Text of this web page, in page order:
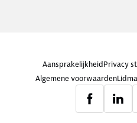
AansprakelijkheidPrivacy
Algemene voorwaarden